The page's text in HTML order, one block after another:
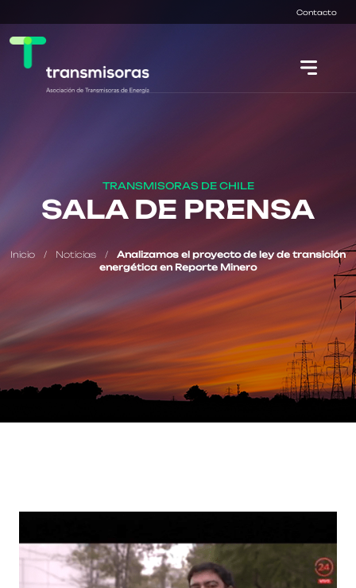
Contacto
TRANSMISORAS DE CHILE
SALA DE PRENSA
Inicio / Noticias /
Analizamos el proyecto de ley de transición
energética en Reporte Minero